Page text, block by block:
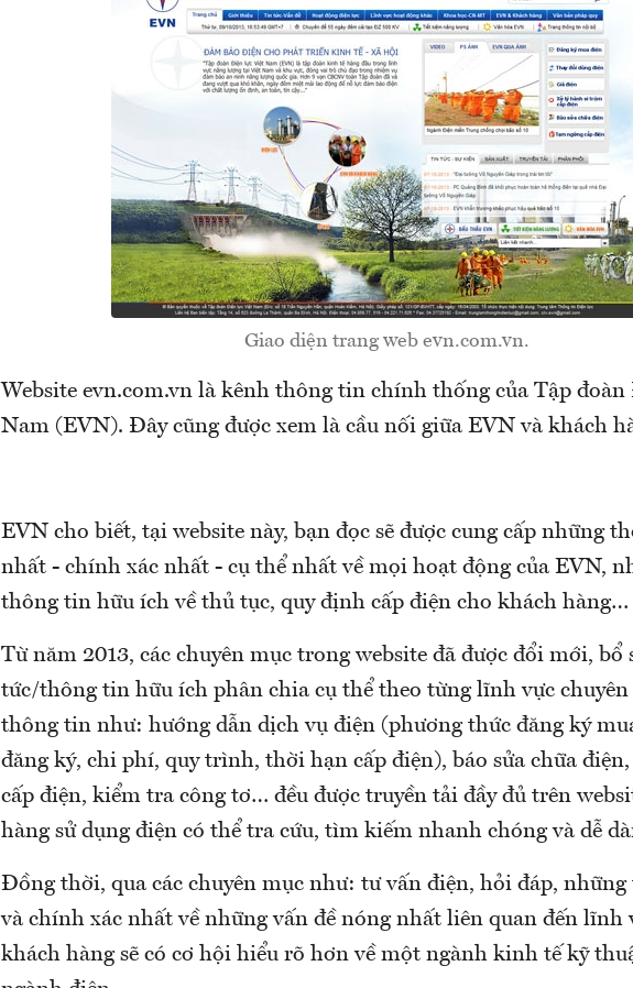
Giao diện trang web evn.com.vn.
Website evn.com.vn là kênh thông tin chính thống của Tập
Nam (EVN). Đây cũng được xem là cầu nối giữa EVN và khách
EVN cho biết, tại website này, bạn đọc sẽ được cung cấp những
nhất - chính xác nhất - cụ thể nhất về mọi hoạt động của EVN,
thông tin hữu ích về thủ tục, quy định cấp điện cho khách hàng…
Từ năm 2013, các chuyên mục trong website đã được đổi mới,
tức/thông tin hữu ích phân chia cụ thể theo từng lĩnh vực chuyên
thông tin như: hướng dẫn dịch vụ điện (phương thức đăng ký
đăng ký, chi phí, quy trình, thời hạn cấp điện), báo sửa chữa
cấp điện, kiểm tra công tơ… đều được truyền tải đầy đủ trên
hàng sử dụng điện có thể tra cứu, tìm kiếm nhanh chóng và dễ
Đồng thời, qua các chuyên mục như: tư vấn điện, hỏi đáp,
và chính xác nhất về những vấn đề nóng nhất liên quan đến lĩnh
khách hàng sẽ có cơ hội hiểu rõ hơn về một ngành kinh tế kỹ